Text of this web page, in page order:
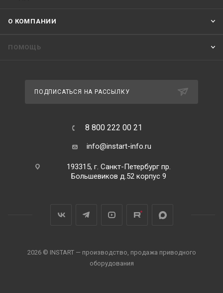
О КОМПАНИИ
ПОМОЩЬ
ПОДПИСАТЬСЯ НА РАССЫЛКУ
8 800 222 00 21
info@instart-info.ru
193315, г. Санкт-Петербург пр.
Большевиков д.52 корпус 9
2026 © INSTART — производство, продажа приводного
оборудования